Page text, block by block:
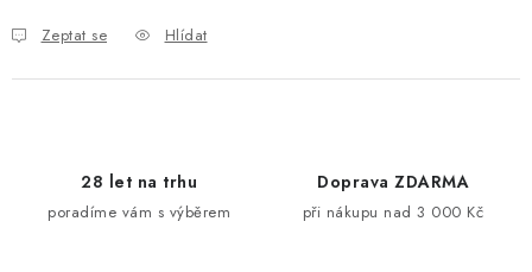
Zeptat se Hlídat
28 let na trhu
poradíme vám s výběrem
Doprava ZDARMA
při nákupu nad 3 000 Kč